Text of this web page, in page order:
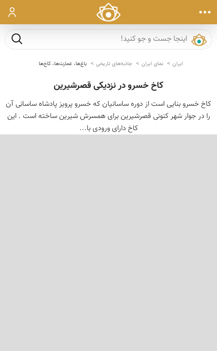
ورود
جست و
ایران نمای ایران جاذبه‌های تاریخی باغ‌ها، عمارت‌ها، کاخ‌ها
کاخ خسرو در نزدیکی قصرشیرین
کاخ خسرو بنایی است از دوره ساسانیان که خسرو پرویز پادشاه ساسانی آن
را در جوار شهر کنونی قصرشیرین برای همسرش شیرین ساخته است . این
کاخ دارای ورودی با...